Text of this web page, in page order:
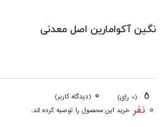
نگین آکوامارین اصل معدنی
(0 رای) 0 (دیدگاه کاربر)
0 نفر خرید این محصول را توصیه کرده اند.